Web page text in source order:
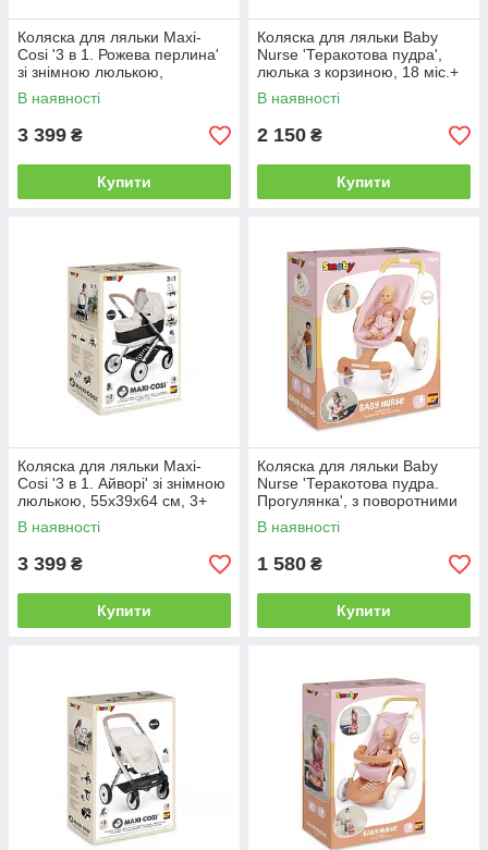
Коляска для ляльки Maxi-
Cosi '3 в 1. Рожева перлина'
зі знімною люлькою,
55x39x64 см, 3+
В наявності
3 399 ₴
Купити
Коляска для ляльки Baby
Nurse 'Теракотова пудра',
люлька з корзиною, 18 міс.+
В наявності
2 150 ₴
Купити
Коляска для ляльки Maxi-
Cosi '3 в 1. Айворі' зі знімною
люлькою, 55x39x64 см, 3+
В наявності
3 399 ₴
Купити
Коляска для ляльки Baby
Nurse 'Теракотова пудра.
Прогулянка', з поворотними
колесами, 18 міс.+
В наявності
1 580 ₴
Купити